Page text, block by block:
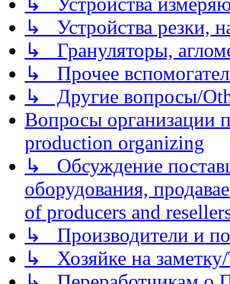
↳ Устройства резки,
↳ Грануляторы,
↳ Прочее
↳ Другие вопросы/
Вопросы организации
production organizing
↳ Обсуждение
оборудования,
of producers and
↳ Производители и
↳ Хозяйке на